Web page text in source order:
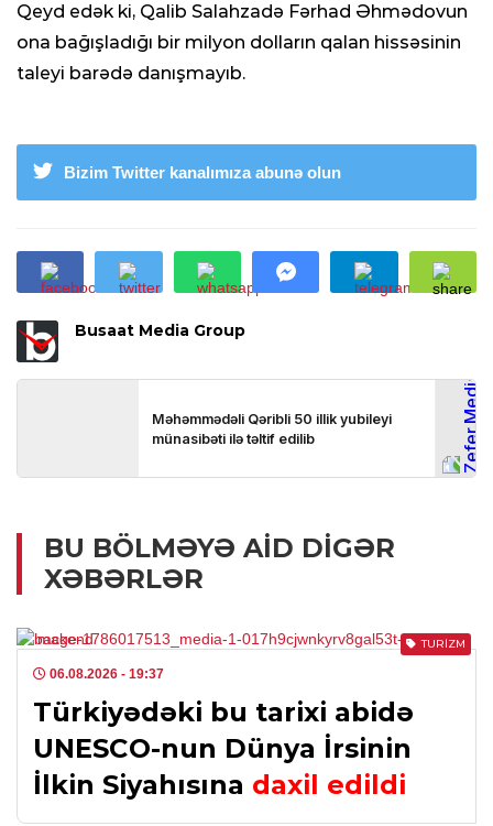
Qeyd edək ki, Qalib Salahzadə Fərhad Əhmədovun
ona bağışladığı bir milyon dolların qalan hissəsinin
taleyi barədə danışmayıb.
Bizim Twitter kanalımıza abunə olun
Busaat Media Group
BU BÖLMƏYƏ AID DIGƏR
XƏBƏRLƏR
TURIZM
06.08.2026 - 19:37
Türkiyədəki bu tarixi abidə
UNESCO-nun Dünya İrsinin
İlkin Siyahısına daxil edildi